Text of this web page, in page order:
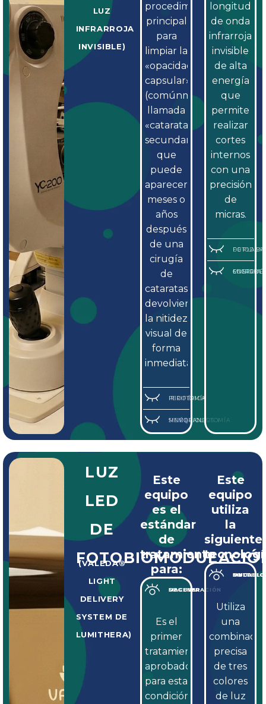
LUZ
INFRARROJA
INVISIBLE)
procedimiento
principal
para
limpiar la
«opacidad
capsular»
(comúnmente
llamada
«catarata
secundaria»)
que
puede
aparecer
meses o
años
después
de una
cirugía
de
cataratas,
devolviendo
la nitidez
visual de
forma
inmediata.
IRIDOTOMÍA PERIFÉRICA
SINÉQUIOLISIS Y MEMBRANECTOMÍA
longitud
de onda
infrarroja
invisible
de alta
energía
que
permite
realizar
cortes
internos
con una
precisión
de
micras.
FOTODISRUPCIÓN DE
CONTROL DE ENERGÍA
LUZ
LED
DE
(VALEDA®
LIGHT
DELIVERY
SYSTEM DE
LUMITHERA)
Este
equipo
es el
estándar
de
tratamiento
para:
DEGENERACIÓN MACULAR
Es el
primer
tratamiento
aprobado
para esta
condición,
Este
equipo
utiliza
la
siguiente
FOTOBIOMODULACIÓN MULTI-LONGITUD DE ONDA
Utiliza
una
precisa
de tres
colores
de luz